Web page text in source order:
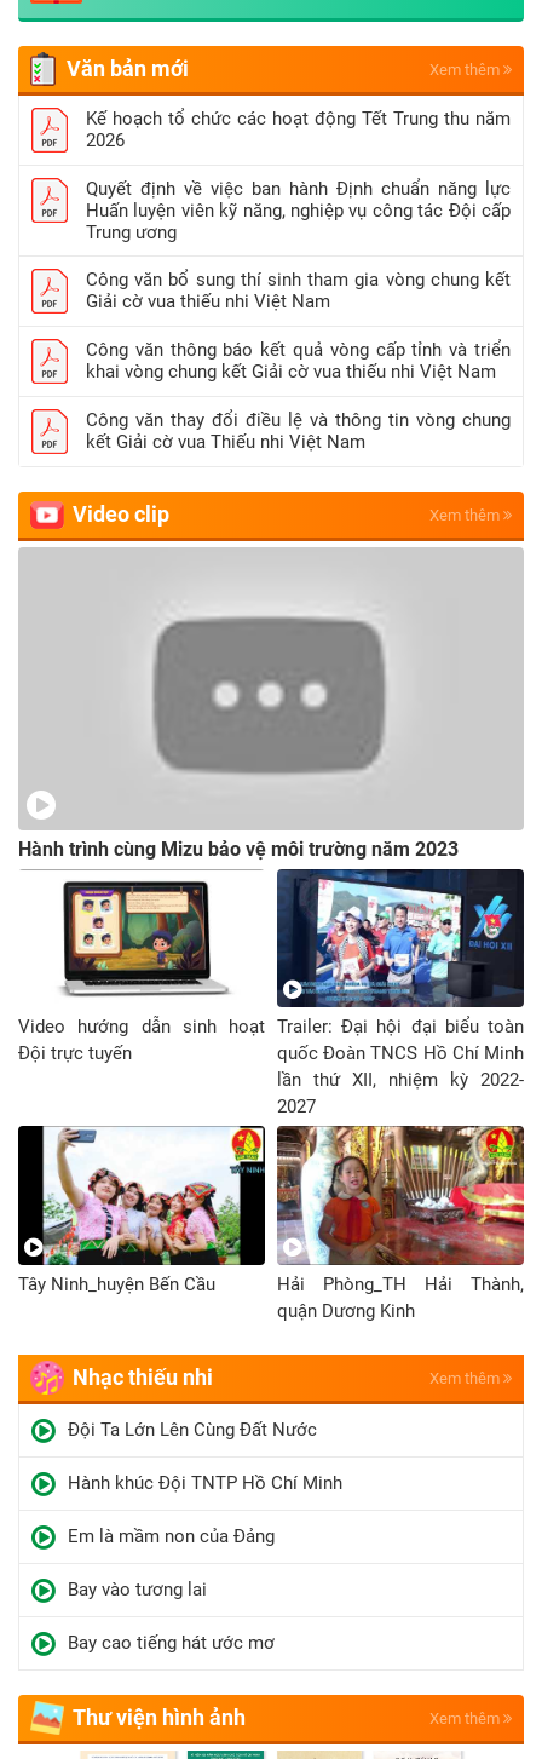
Văn bản mới Xem thêm
Kế hoạch tổ chức các hoạt động Tết Trung thu năm
2026
Quyết định về việc ban hành Định chuẩn năng lực
Huấn luyện viên kỹ năng, nghiệp vụ công tác Đội cấp
Trung ương
Công văn bổ sung thí sinh tham gia vòng chung kết
Giải cờ vua thiếu nhi Việt Nam
Công văn thông báo kết quả vòng cấp tỉnh và triển
khai vòng chung kết Giải cờ vua thiếu nhi Việt Nam
Công văn thay đổi điều lệ và thông tin vòng chung
kết Giải cờ vua Thiếu nhi Việt Nam
Video clip Xem thêm
Hành trình cùng Mizu bảo vệ môi trường năm 2023
Video hướng dẫn sinh hoạt
Đội trực tuyến
Trailer: Đại hội đại biểu toàn
quốc Đoàn TNCS Hồ Chí Minh
lần thứ XII, nhiệm kỳ 2022-
2027
Tây Ninh_huyện Bến Cầu
Hải Phòng_TH Hải Thành,
quận Dương Kinh
Nhạc thiếu nhi Xem thêm
Đội Ta Lớn Lên Cùng Đất Nước
Hành khúc Đội TNTP Hồ Chí Minh
Em là mầm non của Đảng
Bay vào tương lai
Bay cao tiếng hát ước mơ
Thư viện hình ảnh Xem thêm